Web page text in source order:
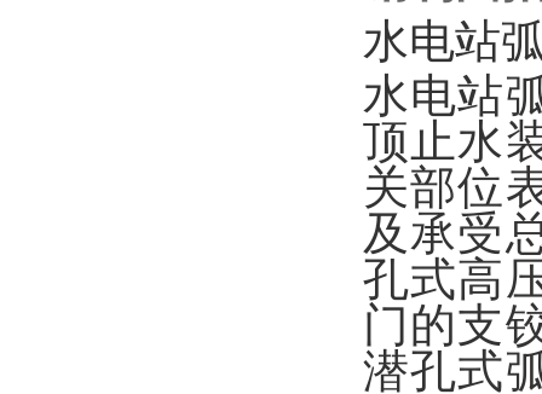
水电站
水电站
顶止水
关部位
及承受
孔式高
门的支
潜孔式